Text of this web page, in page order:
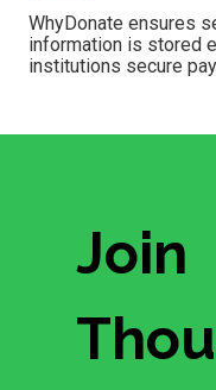
WhyDonate ensures
information is stored
institutions secure
Join